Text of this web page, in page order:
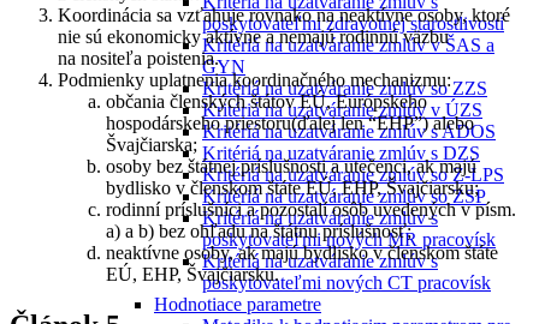
poskytovateľmi zdravotnej starostlivosti
Kritériá na uzatváranie zmlúv v ŠAS a
GYN
Kritériá na uzatváranie zmlúv so ZZS
Kritériá na uzatváranie zmlúv v ÚZS
Kritériá na uzatváranie zmlúv s ADOS
Kritériá na uzatváranie zmlúv s DZS
Kritériá na uzatváranie zmlúv so Z-LPS
Kritériá na uzatváranie zmlúv so ZSP
Kritériá na uzatváranie zmlúv s
poskytovateľmi nových MR pracovísk
Kritériá na uzatváranie zmlúv s
poskytovateľmi nových CT pracovísk
Hodnotiace parametre
Koordinácia sa vzťahuje rovnako na neaktívne osoby, ktoré
nie sú ekonomicky aktívne a nemajú rodinnú väzbu
na nositeľa poistenia.
Podmienky uplatnenia koordinačného mechanizmu:
občania členských štátov EÚ, Európskeho
hospodárskeho priestoru(ďalej len “EHP”) alebo
Švajčiarska;
osoby bez štátnej príslušnosti a utečenci, ak majú
bydlisko v členskom štáte EÚ, EHP, Švajčiarsku;
rodinní príslušníci a pozostalí osôb uvedených v písm.
a) a b) bez ohľadu na štátnu príslušnosť;
neaktívne osoby, ak majú bydlisko v členskom štáte
EÚ, EHP, Švajčiarsku.